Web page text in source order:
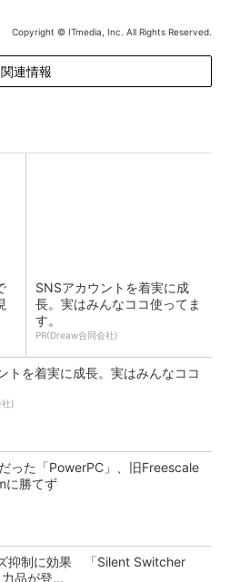
Copyright © ITmedia, Inc. All Rights Reserved.
関連情報
SNSアカウントを着実に成
長。実はみんなココ使ってま
す。
PR(Dreaw合同会社)
トを着実に成長。実はみんなココ
社)
った「PowerPC」、旧Freescale
に勝てず
抑制に効果 「Silent Switcher
品が登...